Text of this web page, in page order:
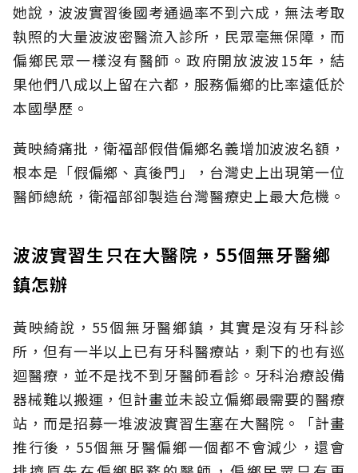
她說，波波實習後國考通過率不到六成，無法考取
執照的大量波波密醫流入診所，民眾毫無保障，而
偏鄉民眾一樣沒有醫師。政府開放波波15年，結
果他們八成以上留在六都，服務偏鄉的比率遠低於
本國學歷。
黃映綺痛批，衛福部假借偏鄉名義增加波波名額，
根本是「假偏鄉、真後門」，台灣史上出現第一位
醫師總統，衛福部卻製造台灣醫療史上最大危機。
波波實習生只在大醫院，55個無牙醫鄉
鎮怎辦
黃映綺說，55個無牙醫鄉鎮，其實是沒有牙科診
所，但有一半以上已有牙科醫療站，剩下的也有巡
迴醫療，並不是找不到牙醫師看診。牙科治療設備
器械難以搬運，但計畫並未設立偏鄉最需要的醫療
站，而是招募一堆波波實習生塞在大醫院。「計畫
推行後，55個無牙醫偏鄉一個都不會減少，還會